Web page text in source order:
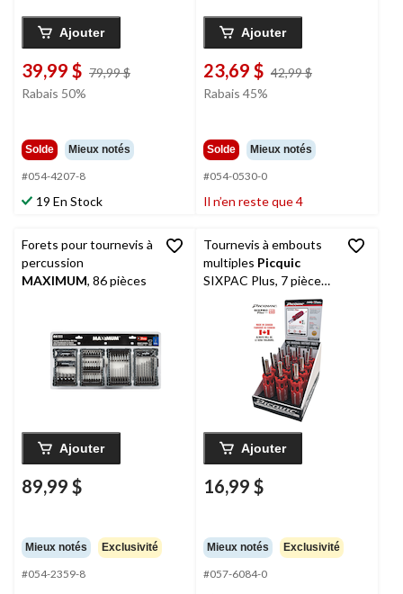
Ajouter
39,99 $ 79,99 $
Rabais 50%
Solde Mieux notés
#054-4207-8
19 En Stock
Ajouter
23,69 $ 42,99 $
Rabais 45%
Solde Mieux notés
#054-0530-0
Il n’en reste que 4
Forets pour tournevis à
percussion
MAXIMUM, 86 pièces
Ajouter
89,99 $
Mieux notés Exclusivité
#054-2359-8
Tournevis à embouts
multiples Picquic
SIXPAC Plus, 7 pièces,
3 po, rouge Canada
Ajouter
16,99 $
Mieux notés Exclusivité
#057-6084-0